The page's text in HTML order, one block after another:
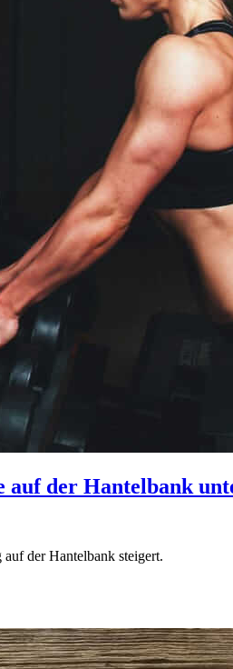
auf der Hantelbank
der Hantelbank steigert.